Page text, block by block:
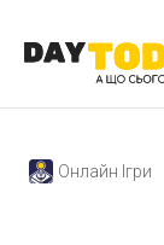
Онлайн Ігри